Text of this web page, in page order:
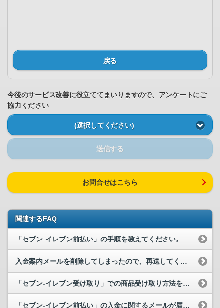
戻る
今後のサービス改善に役立ててまいりますので、アンケートにご
協力ください
(選択してください)
送信する
お問合せはこちら
関連するFAQ
「セブン-イレブン前払い」の手順を教えてください。
入金案内メールを削除してしまったので、再送してください。
「セブン-イレブン受け取り」での商品受け取り方法を教えてください。
「セブン-イレブン前払い」の入金に関するメールが届きません。